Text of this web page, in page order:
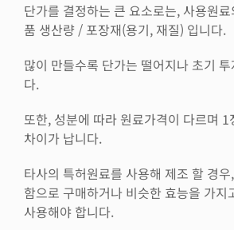
단가를 결정하는 큰 요소로는, 사용원
품 생산량 / 포장재(용기, 재질) 입니다.
많이 만들수록 단가는 떨어지나 초기
다.
또한, 성분에 따라 원료가격이 다르며
차이가 납니다.
타사의 특허원료를 사용해 제조 할 경
함으로 구매하거나 비슷한 효능을 가지
사용해야 합니다.